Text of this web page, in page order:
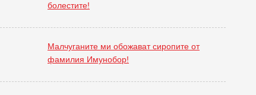
болестите!
Малчуганите ми обожават сиропите от
фамилия Имунобор!